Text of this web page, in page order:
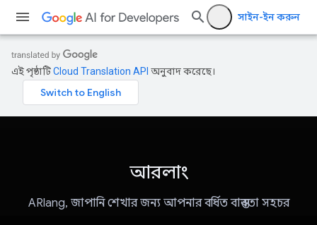
সাইন-ইন করুন
এই পৃষ্ঠাটিCloud Translation API অনুবাদ করেছে।
আরলাং
ARlang, জাপানি শেখার জন্য আপনার বর্ধিত বাস্তবতা সহচর